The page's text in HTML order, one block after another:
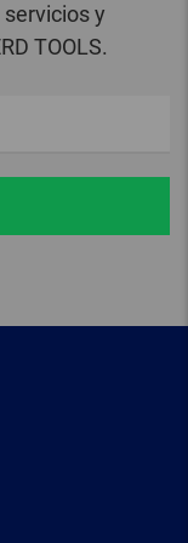
y
TOOLS.